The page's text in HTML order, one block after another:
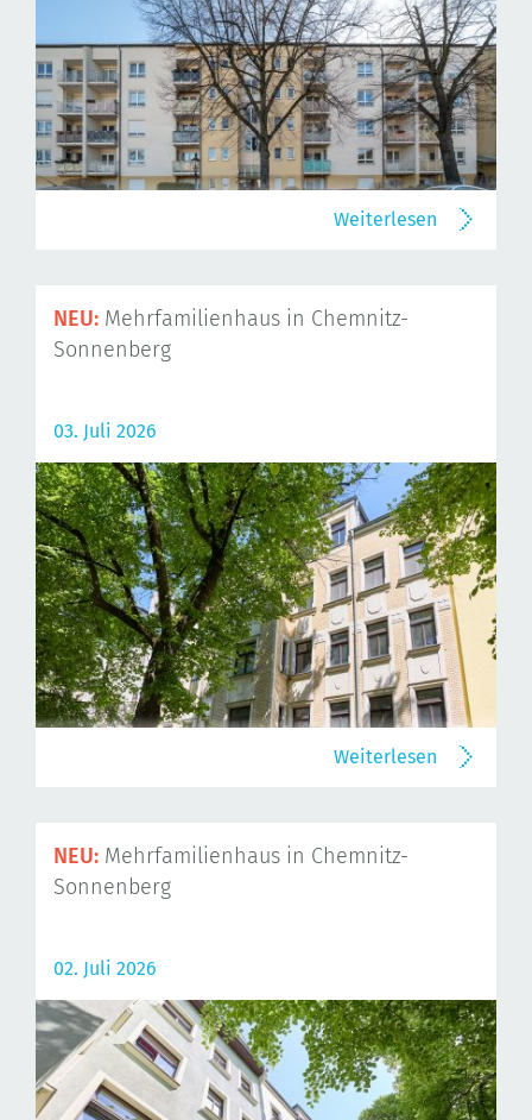
Weiterlesen
NEU: Mehrfamilienhaus in Chemnitz-
Sonnenberg
03. Juli 2026
Weiterlesen
NEU: Mehrfamilienhaus in Chemnitz-
Sonnenberg
02. Juli 2026